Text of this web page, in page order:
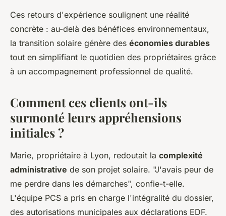
Ces retours d'expérience soulignent une réalité
concrète : au-delà des bénéfices environnementaux,
la transition solaire génère des économies durables
tout en simplifiant le quotidien des propriétaires grâce
à un accompagnement professionnel de qualité.
Comment ces clients ont-ils
surmonté leurs appréhensions
initiales ?
Marie, propriétaire à Lyon, redoutait la complexité
administrative de son projet solaire. "J'avais peur de
me perdre dans les démarches", confie-t-elle.
L'équipe PCS a pris en charge l'intégralité du dossier,
des autorisations municipales aux déclarations EDF.